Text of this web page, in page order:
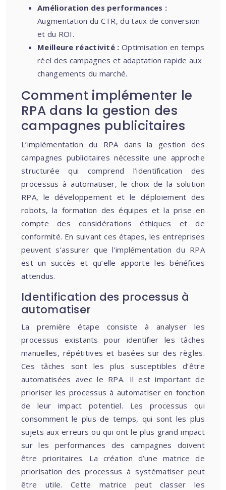
Amélioration des performances :
Augmentation du CTR, du taux de conversion
et du ROI.
Meilleure réactivité : Optimisation en temps
réel des campagnes et adaptation rapide aux
changements du marché.
Comment implémenter le
RPA dans la gestion des
campagnes publicitaires
L’implémentation du RPA dans la gestion des
campagnes publicitaires nécessite une approche
structurée qui comprend l’identification des
processus à automatiser, le choix de la solution
RPA, le développement et le déploiement des
robots, la formation des équipes et la prise en
compte des considérations éthiques et de
conformité. En suivant ces étapes, les entreprises
peuvent s’assurer que l’implémentation du RPA
est un succès et qu’elle apporte les bénéfices
attendus.
Identification des processus à
automatiser
La première étape consiste à analyser les
processus existants pour identifier les tâches
manuelles, répétitives et basées sur des règles.
Ces tâches sont les plus susceptibles d’être
automatisées avec le RPA. Il est important de
prioriser les processus à automatiser en fonction
de leur impact potentiel. Les processus qui
consomment le plus de temps, qui sont les plus
sujets aux erreurs ou qui ont le plus grand impact
sur les performances des campagnes doivent
être prioritaires. La création d’une matrice de
priorisation des processus à systématiser peut
être utile. Cette matrice peut classer les